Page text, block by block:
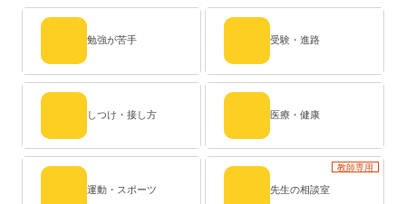
勉強が苦手 受験・進路
しつけ・接し方 医療・健康
運動・スポーツ
教師専用
先生の相談室